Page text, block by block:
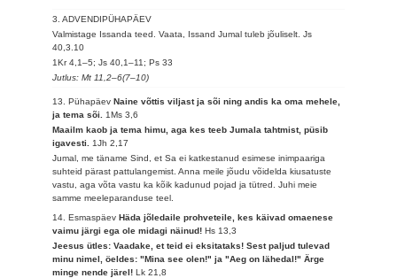
3. ADVENDIPÜHAPÄEV
Valmistage Issanda teed. Vaata, Issand Jumal tuleb jõuliselt.Js
40,3.10
1Kr 4,1–5; Js 40,1–11; Ps 33
Jutlus: Mt 11,2–6(7–10)
13. PühapäevNaine võttis viljast ja sõi ning andis ka oma mehele,
ja tema sõi. 1Ms 3,6
Maailm kaob ja tema himu, aga kes teeb Jumala tahtmist, püsib
igavesti. 1Jh 2,17
Jumal, me täname Sind, et Sa ei katkestanud esimese inimpaariga
suhteid pärast pattulangemist. Anna meile jõudu võidelda kiusatuste
vastu, aga võta vastu ka kõik kadunud pojad ja tütred. Juhi meie
samme meeleparanduse teel.
14. EsmaspäevHäda jõledaile prohveteile, kes käivad omaenese
vaimu järgi ega ole midagi näinud!Hs 13,3
Jeesus ütles: Vaadake, et teid ei eksitataks! Sest paljud tulevad
minu nimel, öeldes: "Mina see olen!" ja "Aeg on lähedal!" Ärge
minge nende järel!Lk 21,8